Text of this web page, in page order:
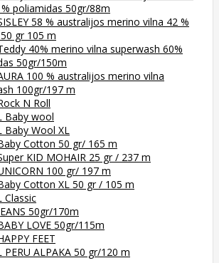
poliamidas 50gr/88m
58 % australijos merino vilna 42 %
gr 105 m
40% merino vilna superwash 60%
50gr/150m
100 % australijos merino vilna
100gr/197 m
N Roll
Baby wool
Baby Wool XL
Cotton 50 gr/ 165 m
KID MOHAIR 25 gr / 237 m
100 gr/ 197 m
Cotton XL 50 gr / 105 m
Classic
50gr/170m
LOVE 50gr/115m
FEET
PERU ALPAKA 50 gr/120 m